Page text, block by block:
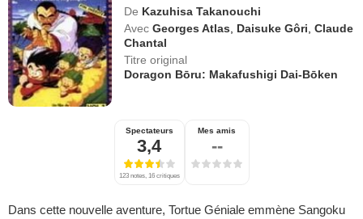
De Kazuhisa Takanouchi
Avec Georges Atlas Daisuke Gôri ,Claude
Chantal
Titre original
Doragon Bōru: Makafushigi Dai-Bōken
Spectateurs
3,4
123 notes, 16 critiques
Mes amis
--
Dans cette nouvelle aventure, Tortue Géniale emmène Sangoku